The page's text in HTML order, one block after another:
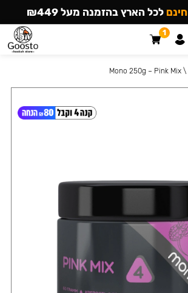
\
Mono 250g – Pink Mix
חינם לכל הארץ בהזמנה מעל ₪449
1